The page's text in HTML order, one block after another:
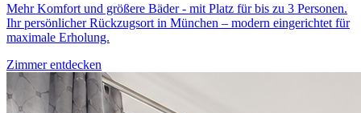
Mehr Komfort und größere Bäder - mit Platz für bis zu 3 Personen.
Ihr persönlicher Rückzugsort in München – modern eingerichtet für
maximale Erholung.
Zimmer entdecken